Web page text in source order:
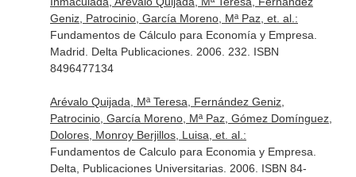
Geniz, Patrocinio, García Moreno, Mª Paz, et. al.:
Fundamentos de Cálculo para Economía y Empresa.
Madrid. Delta Publicaciones. 2006. 232. ISBN
8496477134
Arévalo Quijada, Mª Teresa, Fernández Geniz,
Patrocinio, García Moreno, Mª Paz, Gómez Domínguez,
Dolores, Monroy Berjillos, Luisa, et. al.:
Fundamentos de Calculo para Economia y Empresa.
Delta, Publicaciones Universitarias. 2006. ISBN 84-